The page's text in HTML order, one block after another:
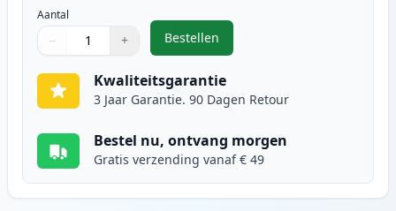
Aantal
Gebruik de knoppen om aan te passen
− +
1
Bestellen
,5 stuks Epson T1285
Kwaliteitsgarantie
3 Jaar Garantie. 90 Dagen Retour
Bestel nu, ontvang morgen
Gratis verzending vanaf € 49